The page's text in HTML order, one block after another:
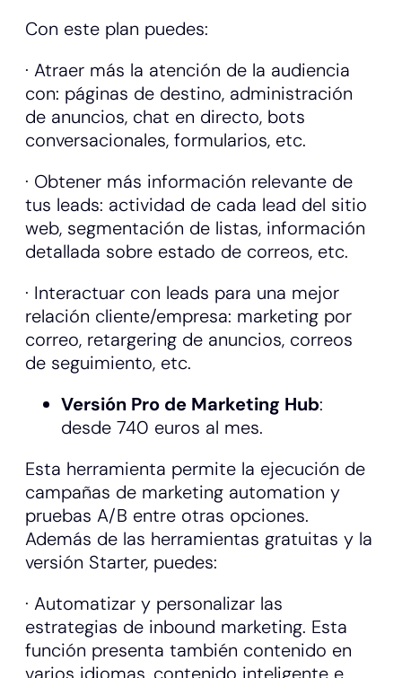
Con este plan puedes:
· Atraer más la atención de la audiencia
con: páginas de destino, administración
de anuncios, chat en directo, bots
conversacionales, formularios, etc.
· Obtener más información relevante de
tus leads: actividad de cada lead del sitio
web, segmentación de listas, información
detallada sobre estado de correos, etc.
· Interactuar con leads para una mejor
relación cliente/empresa: marketing por
correo, retargering de anuncios, correos
de seguimiento, etc.
Versión Pro de Marketing Hub:
desde 740 euros al mes.
Esta herramienta permite la ejecución de
campañas de marketing automation y
pruebas A/B entre otras opciones.
Además de las herramientas gratuitas y la
versión Starter, puedes:
· Automatizar y personalizar las
estrategias de inbound marketing. Esta
función presenta también contenido en